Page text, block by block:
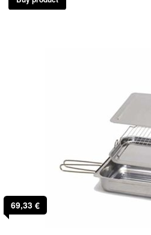
69,33 €